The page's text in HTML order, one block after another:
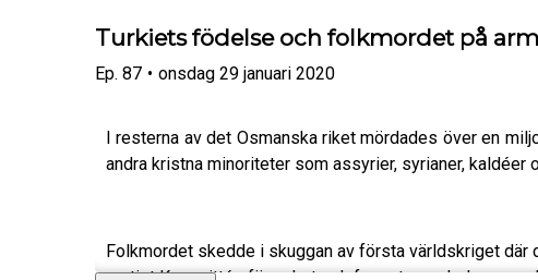
Turkiets födelse och folkmordet på
Ep. 87 • onsdag 29 januari 2020
I resterna av det Osmanska riket mördades över en
andra kristna minoriteter som assyrier, syrianer,
Folkmordet skedde i skuggan av första världskriget där